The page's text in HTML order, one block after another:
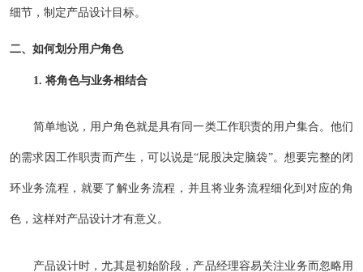
细节，制定产品设计目标。
二、如何划分用户角色
1. 将角色与业务相结合
简单地说，用户角色就是具有同一类工作职责的用户集合。他们
的需求因工作职责而产生，可以说是“屁股决定脑袋”。想要完整的闭
环业务流程，就要了解业务流程，并且将业务流程细化到对应的角
色，这样对产品设计才有意义。
产品设计时，尤其是初始阶段，产品经理容易关注业务而忽略用